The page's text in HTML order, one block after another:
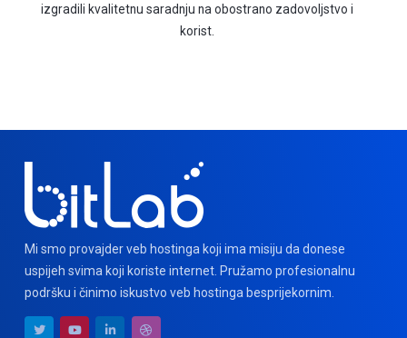
izgradili kvalitetnu saradnju na obostrano zadovoljstvo i
korist.
Mi smo provajder veb hostinga koji ima misiju da donese
uspijeh svima koji koriste internet. Pružamo profesionalnu
podršku i činimo iskustvo veb hostinga besprijekornim.